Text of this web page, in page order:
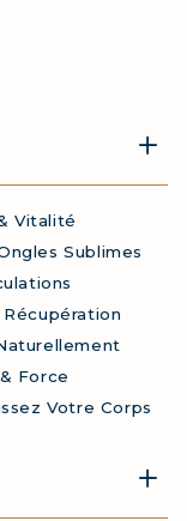
Vitalité
Sublimes
Force
Votre Corps